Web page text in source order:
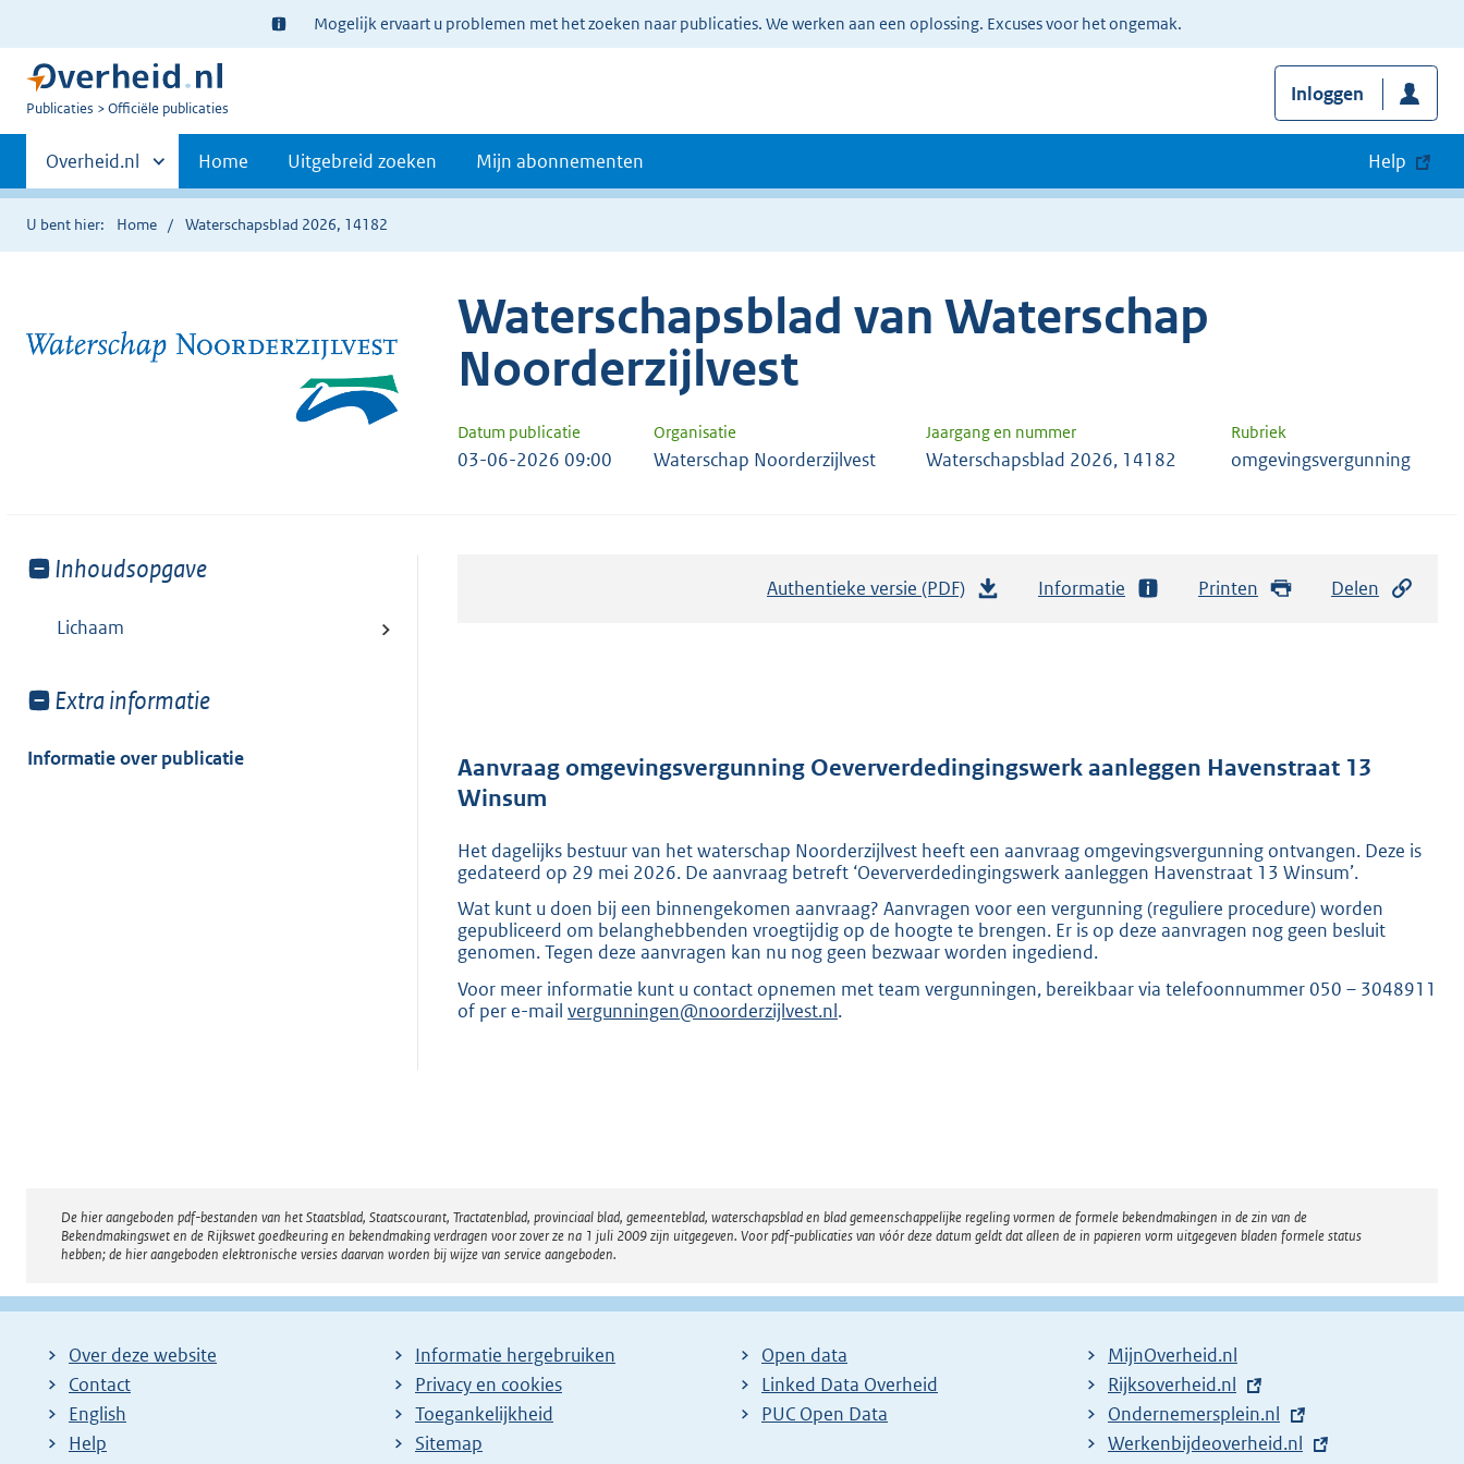
Ter
informatie:
Mogelijk ervaart u problemen met het zoeken naar publicaties. We werken aan een oplossing. Excuses voor het ongemak.
U
Publicaties Officiële publicaties
Inloggen
Primaire
navigatie
Andere
sites
binnen
Overheid.nl Home Uitgebreid zoeken Mijn abonnementen Help
U bent hier: Home Waterschapsblad 2026, 14182
Waterschapsblad van Waterschap
Noorderzijlvest
Datum publicatie Organisatie Jaargang en nummer Rubriek
03-06-2026 09:00 Waterschap Noorderzijlvest Waterschapsblad 2026, 14182 omgevingsvergunning
Toon
van:
Inhoudsopgave
Lichaam
Toon
van:
Extra informatie
Informatie over publicatie
Authentieke versie (PDF)
d
r
o
o
t
e
Informatie Printen Delen
Aanvraag omgevingsvergunning Oeververdedingingswerk aanleggen Havenstraat 13
Winsum
Het dagelijks bestuur van het waterschap Noorderzijlvest heeft een aanvraag omgevingsvergunning ontvangen. Deze is
gedateerd op 29 mei 2026. De aanvraag betreft ‘Oeververdedingingswerk aanleggen Havenstraat 13 Winsum’.
Wat kunt u doen bij een binnengekomen aanvraag? Aanvragen voor een vergunning (reguliere procedure) worden
gepubliceerd om belanghebbenden vroegtijdig op de hoogte te brengen. Er is op deze aanvragen nog geen besluit
genomen. Tegen deze aanvragen kan nu nog geen bezwaar worden ingediend.
Voor meer informatie kunt u contact opnemen met team vergunningen, bereikbaar via telefoonnummer 050 – 3048911
of per e-mail vergunningen@noorderzijlvest.nl.
Disclaimer
De hier aangeboden pdf-bestanden van het Staatsblad, Staatscourant, Tractatenblad, provinciaal blad, gemeenteblad, waterschapsblad en blad gemeenschappelijke regeling vormen de formele bekendmakingen in de zin van de
Bekendmakingswet en de Rijkswet goedkeuring en bekendmaking verdragen voor zover ze na 1 juli 2009 zijn uitgegeven. Voor pdf-publicaties van vóór deze datum geldt dat alleen de in papieren vorm uitgegeven bladen formele status
hebben; de hier aangeboden elektronische versies daarvan worden bij wijze van service aangeboden.
Over deze website
Contact
English
Help
Informatie hergebruiken
Privacy en cookies
Toegankelijkheid
Sitemap
Open data
Linked Data Overheid
PUC Open Data
MijnOverheid.nl
E
x
t
Rijksoverheid.nl
E
x
Ondernemersplein.nl
E
Werkenbijdeoverheid.nl